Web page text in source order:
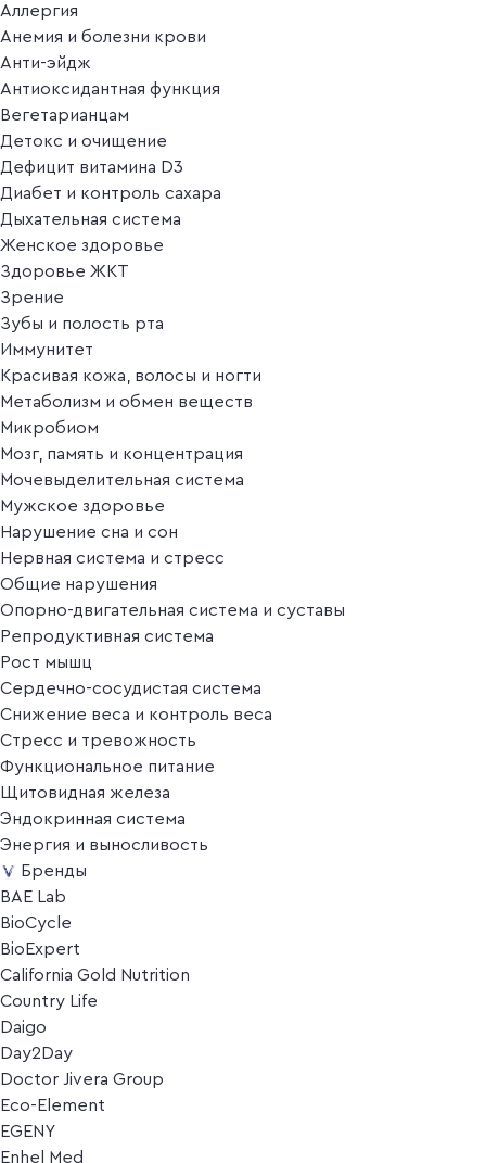
Аллергия
Анемия и болезни крови
Анти-эйдж
Антиоксидантная функция
Вегетарианцам
Детокс и очищение
Дефицит витамина D3
Диабет и контроль сахара
Дыхательная система
Женское здоровье
Здоровье ЖКТ
Зрение
Зубы и полость рта
Иммунитет
Красивая кожа, волосы и ногти
Метаболизм и обмен веществ
Микробиом
Мозг, память и концентрация
Мочевыделительная система
Мужское здоровье
Нарушение сна и сон
Нервная система и стресс
Общие нарушения
Опорно-двигательная система и суставы
Репродуктивная система
Рост мышц
Сердечно-сосудистая система
Снижение веса и контроль веса
Стресс и тревожность
Функциональное питание
Щитовидная железа
Эндокринная система
Энергия и выносливость
Бренды
BAE Lab
BioCycle
BioExpert
California Gold Nutrition
Country Life
Daigo
Day2Day
Doctor Jivera Group
Eco-Element
EGENY
Enhel Med